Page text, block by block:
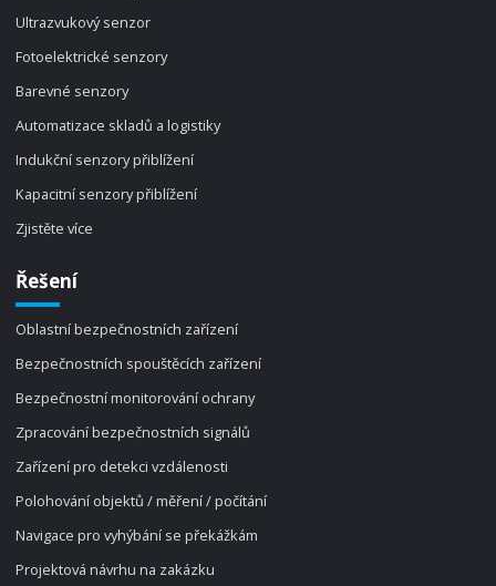
Ultrazvukový senzor
Fotoelektrické senzory
Barevné senzory
Automatizace skladů a logistiky
Indukční senzory přiblížení
Kapacitní senzory přiblížení
Zjistěte více
Řešení
Oblastní bezpečnostních zařízení
Bezpečnostních spouštěcích zařízení
Bezpečnostní monitorování ochrany
Zpracování bezpečnostních signálů
Zařízení pro detekci vzdálenosti
Polohování objektů / měření / počítání
Navigace pro vyhýbání se překážkám
Projektová návrhu na zakázku